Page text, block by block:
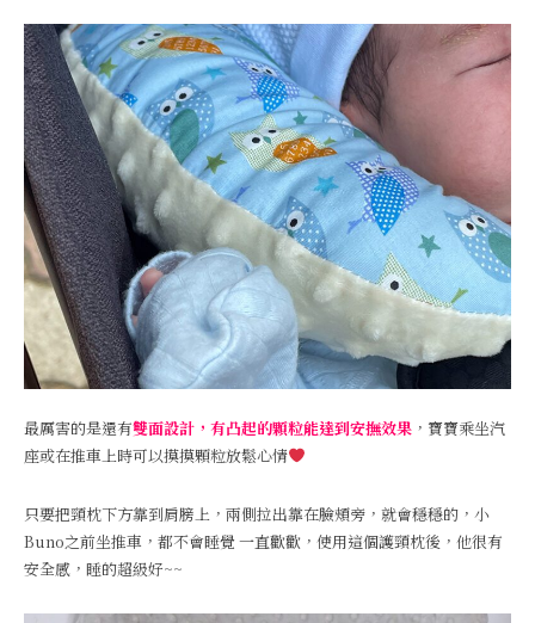
最厲害的是還有雙面設計，有凸起的顆粒能達到安撫效果 ，寶寶乘坐汽
座或在推車上時可以摸摸顆粒放鬆心情
只要把頸枕下方靠到肩膀上，兩側拉出靠在臉頰旁，就會穩穩的，小
Buno之前坐推車，都不會睡覺 一直歡歡，使用這個護頸枕後，他很有
安全感，睡的超級好~~